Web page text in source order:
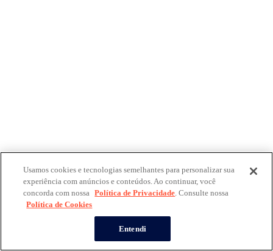
Usamos cookies e tecnologias semelhantes para personalizar sua
experiência com anúncios e conteúdos. Ao continuar, você
concorda com nossa Política de Privacidade. Consulte nossa
Política de Cookies
Entendi